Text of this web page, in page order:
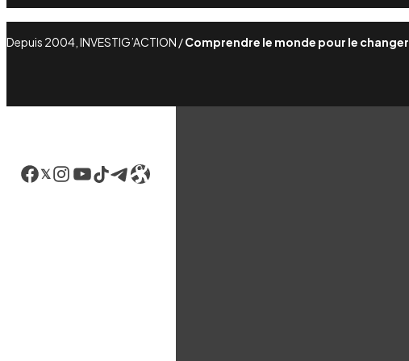
Depuis 2004, INVESTIG’ACTION /Comprendre le monde pour le changer
Facebook
LinkedIn
Instagram
YouTube
TikTokTelegram
Lien